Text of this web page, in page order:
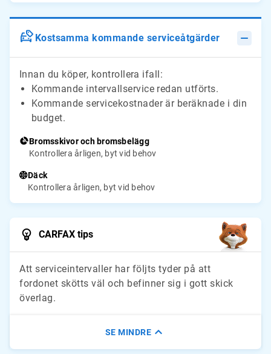
Kostsamma kommande serviceåtgärder
Innan du köper, kontrollera ifall:
Kommande intervallservice redan utförts.
Kommande servicekostnader är beräknade i din
budget.
Bromsskivor och bromsbelägg
Kontrollera årligen, byt vid behov
Däck
Kontrollera årligen, byt vid behov
CARFAX tips
Att serviceintervaller har följts tyder på att
fordonet skötts väl och befinner sig i gott skick
överlag.
SE MINDRE